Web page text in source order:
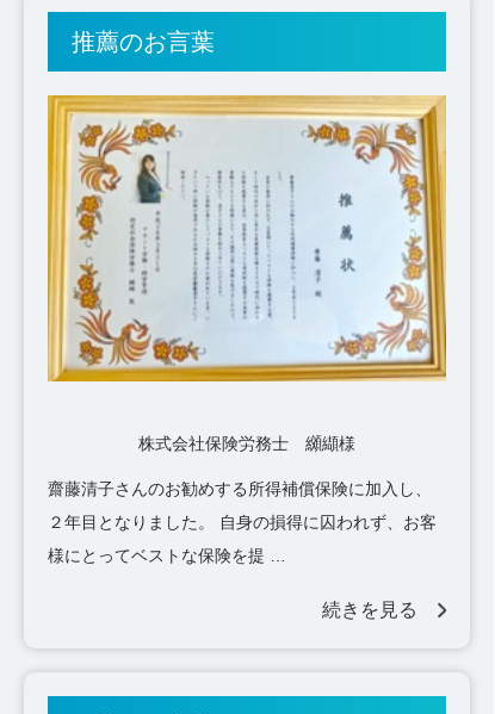
推薦のお言葉
株式会社保険労務士 纐纈様
齋藤清子さんのお勧めする所得補償保険に加入し、
２年目となりました。 自身の損得に囚われず、お客
様にとってベストな保険を提 …
続きを見る